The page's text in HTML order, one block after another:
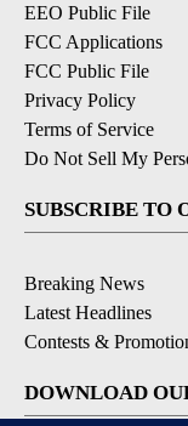
EEO Public File
FCC Applications
FCC Public File
Privacy Policy
Terms of Service
Do Not Sell My
SUBSCRIBE TO
Breaking News
Latest Headlines
Contests &
DOWNLOAD